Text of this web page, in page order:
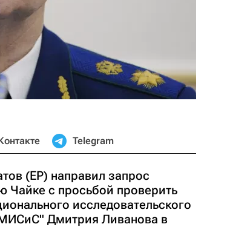
Telegram
(ЕР) направил запрос
с просьбой проверить
исследовательского
Дмитрия Ливанова в